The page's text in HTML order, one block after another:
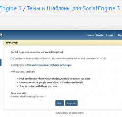
3 /Темы и Шаблоны для SocialEngine 3